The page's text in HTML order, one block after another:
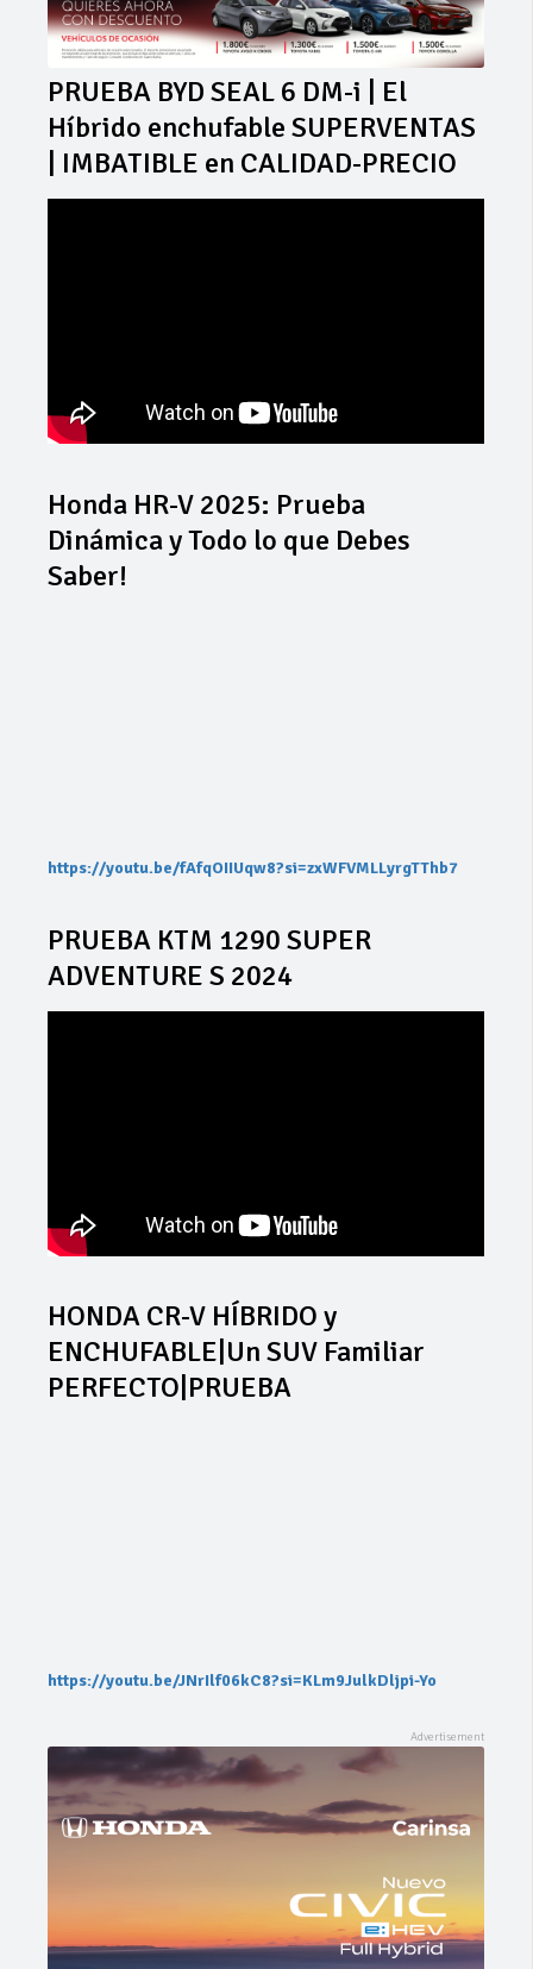
PRUEBA BYD SEAL 6 DM-i | El
Híbrido enchufable SUPERVENTAS
| IMBATIBLE en CALIDAD-PRECIO
Honda HR-V 2025: Prueba
Dinámica y Todo lo que Debes
Saber!
https://youtu.be/fAfqOIIUqw8?si=zxWFVMLLyrgTThb7
PRUEBA KTM 1290 SUPER
ADVENTURE S 2024
HONDA CR-V HÍBRIDO y
ENCHUFABLE|Un SUV Familiar
PERFECTO|PRUEBA
https://youtu.be/JNrIlf06kC8?si=KLm9JulkDljpi-Yo